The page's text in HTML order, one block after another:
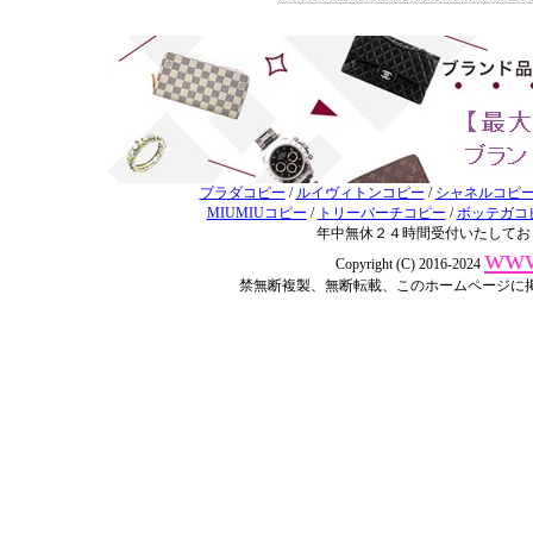
プラダコピー / ルイヴィトンコピー / シャネルコピ
MIUMIUコピー / トリーバーチコピー /ボッテガコ
年中無休２４時間受付いたして
Copyright (C) 2016-2024
禁無断複製、無断転載、このホームページ